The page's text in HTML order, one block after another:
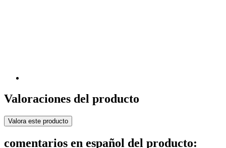
Valoraciones del producto
Valora este producto
comentarios en español del producto: